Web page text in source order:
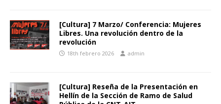
[Cultura] 7 Marzo/ Conferencia: Mujeres
Libres. Una revolución dentro de la
revolución
18th febrero 2026 admin
[Cultura] Reseña de la Presentación en
Hellín de la Sección de Ramo de Salud